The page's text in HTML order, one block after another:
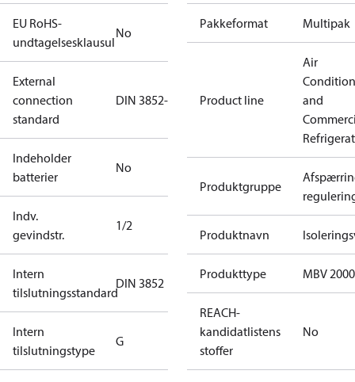
EU RoHS-
undtagelsesklausul
No
External
connection
standard
DIN 3852-E
Indeholder
batterier
No
Indv.
gevindstr.
1/2
Intern
tilslutningsstandard
DIN 3852
Intern
tilslutningstype
G
Pakkeformat Multipak
Product line
Air
and
Produktgruppe
Produktnavn
Produkttype MBV 2000
REACH-
kandidatlistens
stoffer
No